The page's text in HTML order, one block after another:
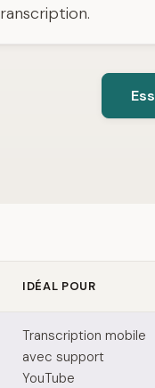
IDÉAL POUR
Transcription mobile
avec support
YouTube